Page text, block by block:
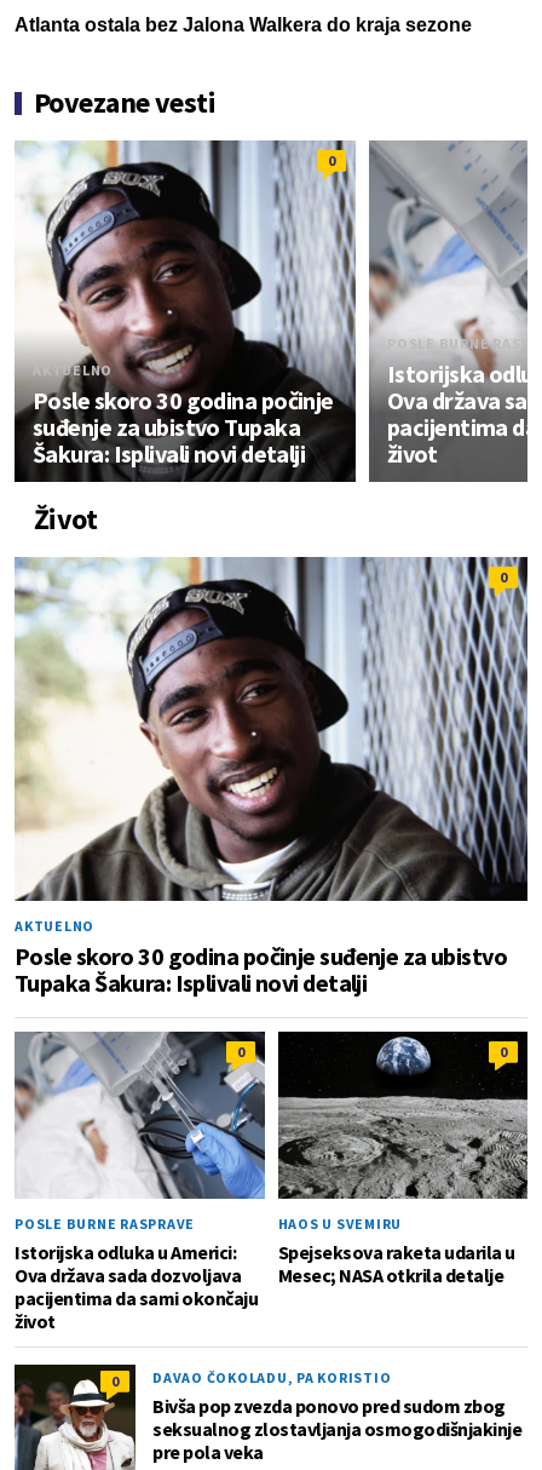
Atlanta ostala bez Jalona Walkera do kraja sezone
Povezane vesti
0
AKTUELNO
Posle skoro 30 godina počinje
suđenje za ubistvo Tupaka
Šakura: Isplivali novi detalji
POSLE BURNE
Istorijska
Ova država
pacijentima
život
Život
0
AKTUELNO
Posle skoro 30 godina počinje suđenje za ubistvo
Tupaka Šakura: Isplivali novi detalji
0
POSLE BURNE RASPRAVE
Istorijska odluka u Americi:
Ova država sada dozvoljava
pacijentima da sami okončaju
život
0
HAOS U SVEMIRU
Spejseksova raketa udarila u
Mesec; NASA otkrila detalje
0 DAVAO ČOKOLADU, PA KORISTIO
Bivša pop zvezda ponovo pred sudom zbog
seksualnog zlostavljanja osmogodišnjakinje
pre pola veka